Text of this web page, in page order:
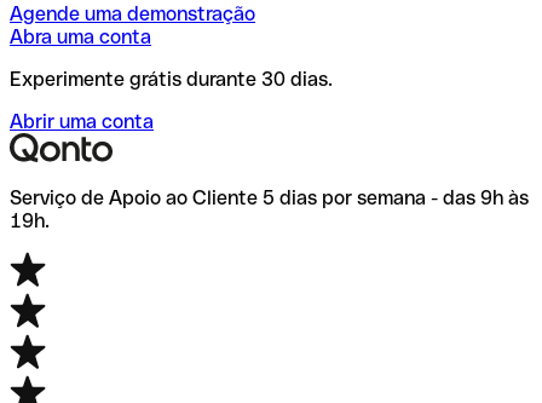
Agende uma demonstração
Abra uma conta
Experimente grátis durante 30 dias.
Abrir uma conta
Serviço de Apoio ao Cliente 5 dias por semana - das 9h às
19h.